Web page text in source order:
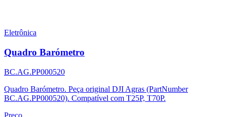
Eletrônica
Quadro Barómetro
BC.AG.PP000520
Quadro Barómetro. Peça original DJI Agras (PartNumber
BC.AG.PP000520). Compatível com T25P, T70P.
Preço